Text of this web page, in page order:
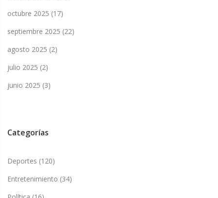
octubre 2025 (17)
septiembre 2025 (22)
agosto 2025 (2)
julio 2025 (2)
junio 2025 (3)
Categorías
Deportes (120)
Entretenimiento (34)